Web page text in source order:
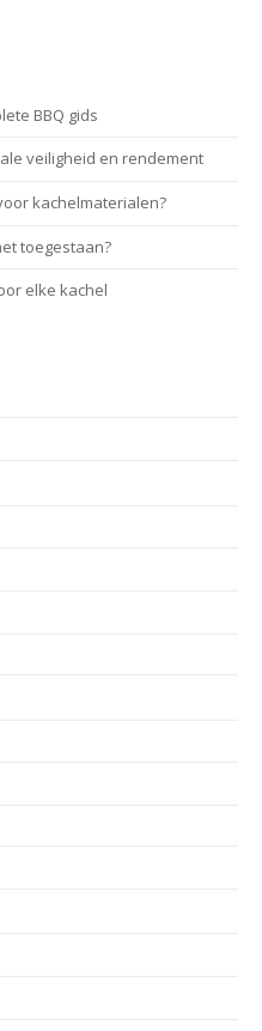
BBQ gids
veiligheid en rendement
kachelmaterialen?
toegestaan?
elke kachel